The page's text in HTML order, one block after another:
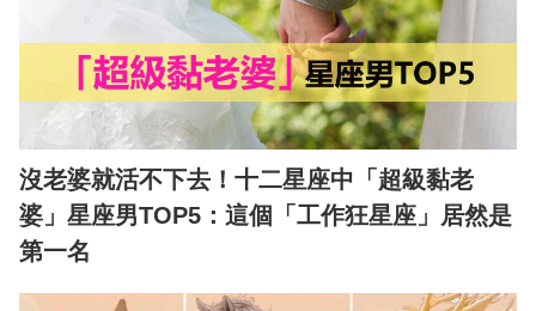
沒老婆就活不下去！十二星座中「超級黏老
婆」星座男TOP5：這個「工作狂星座」居然是
第一名